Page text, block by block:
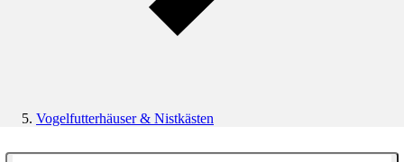
Vogelfutterhäuser & Nistkästen